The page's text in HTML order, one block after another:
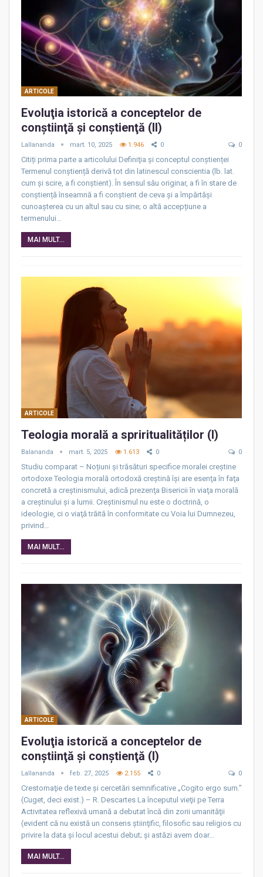
ARTICOLE
Evoluţia istorică a conceptelor de
conştiinţă şi conştienţă (II)
Lallananda mart. 10, 2025 1.946 0 0
Citiți prima parte a articolului Definiţia şi conceptul conştienței
Termenul conștiență derivă tot din latinescul conscientia (lb. lat.
cum și scire, a fi conștient). În sensul său originar, a fi în stare de
conștiență înseamnă a fi conștient de ceva și a împărtăși
cunoașterea cu un altul sau cu sine; o altă accepțiune a
termenului…
MAI MULT...
ARTICOLE
Teologia morală a spriritualităților (I)
Balananda mart. 5, 2025 1.613 0 0
Studiu comparat – Noțiuni și trăsături specifice moralei creștine
ortodoxe Teologia morală ortodoxă creştină îşi are esenţa în faţa
concretă a creştinismului, adică prezenţa Bisericii în viaţa morală
a creştinului şi a lumii. Creştinismul nu este o doctrină, o
ideologie, ci o viaţă trăită în conformitate cu Voia lui Dumnezeu,
privind…
MAI MULT...
ARTICOLE
Evoluţia istorică a conceptelor de
conştiinţă şi conştienţă (I)
Lallananda feb. 27, 2025 2.155 0 0
Crestomaţie de texte şi cercetări semnificative „Cogito ergo sum.”
(Cuget, deci exist.) – R. Descartes La începutul vieţii pe Terra
Activitatea reflexivă umană a debutat încă din zorii umanităţii
(evident că nu există un consens ştiinţific, filosofic sau religios cu
privire la data şi locul acestui debut; şi astăzi avem doar…
MAI MULT...